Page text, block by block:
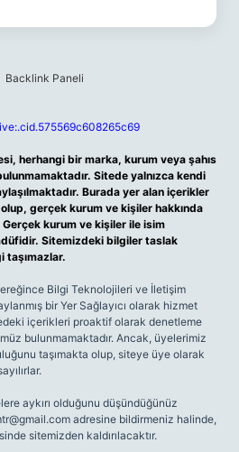
herhangi bir marka, kurum veya şahıs
Sitede yalnızca kendi
Burada yer alan içerikler
gerçek kurum ve kişiler hakkında
Gerçek kurum ve kişiler ile isim
Sitemizdeki bilgiler taslak
taşımazlar.
Bilgi Teknolojileri ve İletişim
bir Yer Sağlayıcı olarak hizmet
içerikleri proaktif olarak denetleme
bulunmamaktadır. Ancak, üyelerimiz
taşımakta olup, siteye üye olarak
aykırı olduğunu düşündüğünüz
adresine bildirmeniz halinde,
sitemizden kaldırılacaktır.